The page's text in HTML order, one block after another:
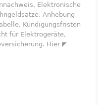
Elektronische
Anhebung
Kündigungsfristen
für Elektrogeräte,
Hier ◤